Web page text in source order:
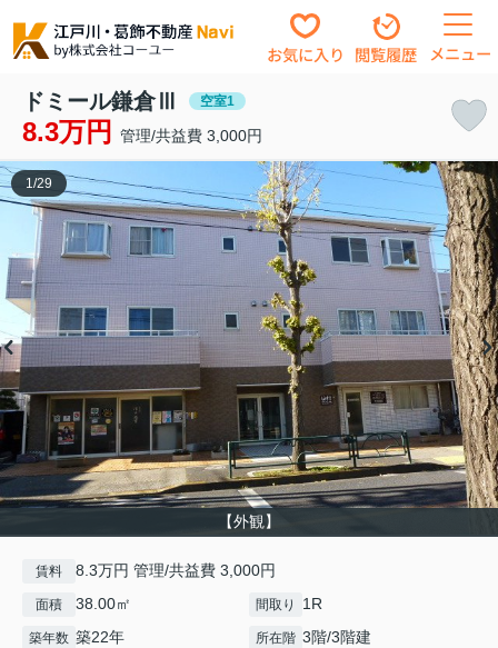
お気に入り 閲覧履歴 メニュー
ドミール鎌倉Ⅲ 空室1
8.3万円 管理/共益費 3,000円
【外観】
1 /29
賃料 8.3万円 管理/共益費 3,000円
面積 38.00㎡ 間取り 1R
築年数 築22年 所在階 3階/3階建